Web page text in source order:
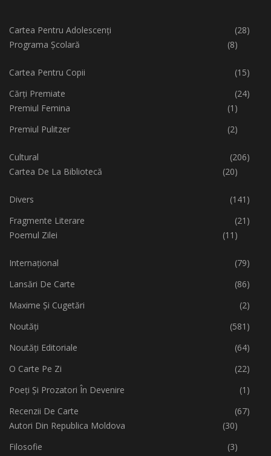
Cartea Pentru Adolescenți
(28)
Programa Școlară
(8)
Cartea Pentru Copii
(15)
Cărți Premiate
(24)
Premiul Femina
(1)
Premiul Pulitzer
(2)
Cultural
(206)
Cartea De La Bibliotecă
(20)
Divers
(141)
Fragmente Literare
(21)
Poemul Zilei
(11)
Internațional
(79)
Lansări De Carte
(86)
Maxime Și Cugetări
(2)
Noutăți
(581)
Noutăți Editoriale
(64)
O Carte Pe Zi
(22)
Poeți Și Prozatori În Devenire
(1)
Recenzii De Carte
(67)
Autori Din Republica Moldova
(30)
Filosofie
(3)